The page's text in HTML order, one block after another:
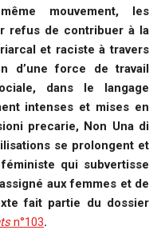
mouvement, les
refus de contribuer à la
et raciste à travers
d’une force de travail
dans le langage
intenses et mises en
precarie, Non Una di
se prolongent et
qui subvertisse
aux femmes et de
fait partie du dossier
n°103.